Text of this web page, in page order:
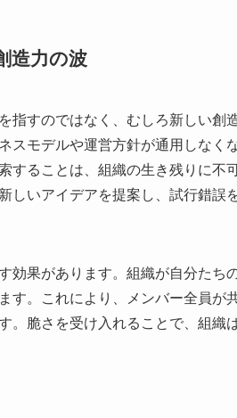
造力の波
指すのではなく、むしろ新しい創
スモデルや運営方針が通用しなく
することは、組織の生き残りに不
しいアイデアを提案し、試行錯誤
効果があります。組織が自分たち
す。これにより、メンバー全員が
。脆さを受け入れることで、組織